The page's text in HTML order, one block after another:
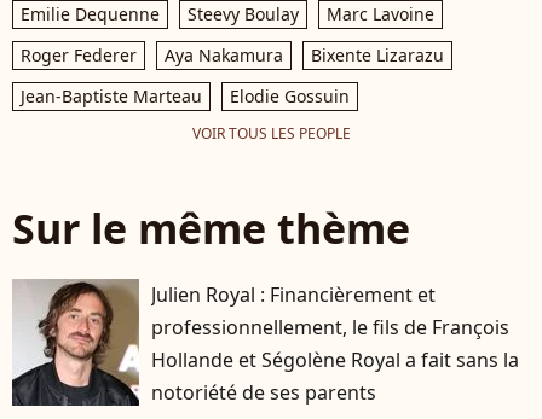
Emilie Dequenne Steevy Boulay
Marc Lavoine
Roger Federer
Aya Nakamura
Bixente Lizarazu
Jean-Baptiste Marteau
Elodie Gossuin
VOIR TOUS LES PEOPLE
Sur le même thème
Julien Royal : Financièrement et
professionnellement, le fils de François
Hollande et Ségolène Royal a fait sans la
notoriété de ses parents